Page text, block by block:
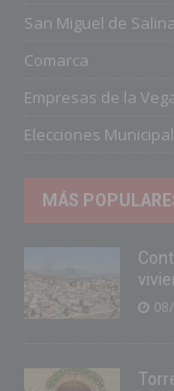
San Miguel de
Comarca
Empresas de la
Elecciones
MÁS